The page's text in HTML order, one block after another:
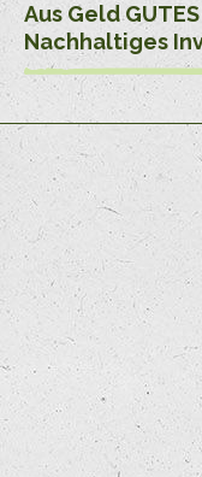
Aus Geld
Nachhaltiges